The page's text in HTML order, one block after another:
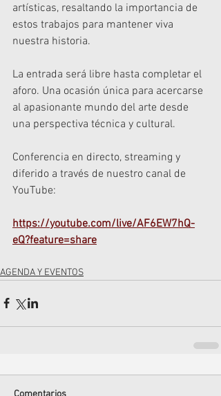
artísticas, resaltando la importancia de
estos trabajos para mantener viva
nuestra historia.
La entrada será libre hasta completar el
aforo. Una ocasión única para acercarse
al apasionante mundo del arte desde
una perspectiva técnica y cultural.
Conferencia en directo, streaming y
diferido a través de nuestro canal de
YouTube:
https://youtube.com/live/AF6EW7hQ-
eQ?feature=share
AGENDA Y EVENTOS